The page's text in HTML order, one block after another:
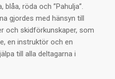
blåa, röda och ”Pahulja”.
gjordes med hänsyn till
och skidförkunskaper, som
en instruktör och en
till alla deltagarna i